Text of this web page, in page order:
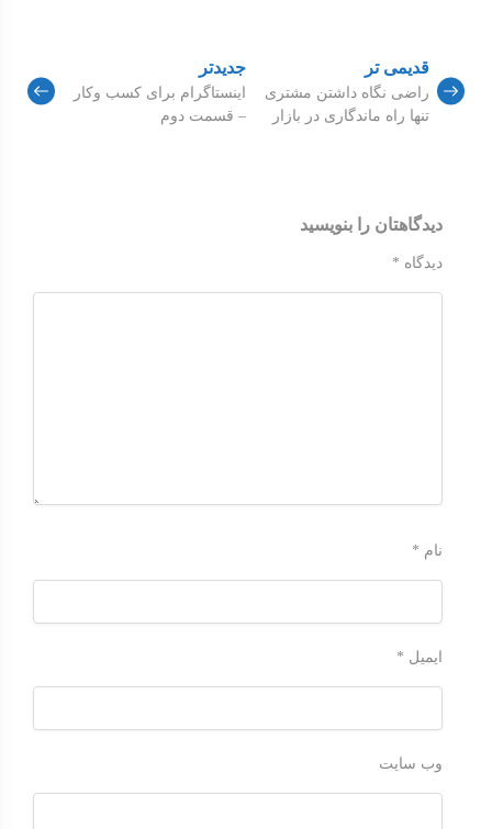
قدیمی تر
راضی نگاه داشتن مشتری
تنها راه ماندگاری در بازار
جدیدتر
اینستاگرام برای کسب وکار
– قسمت دوم
دیدگاهتان را بنویسید
دیدگاه *
نام *
ایمیل *
وب‌ سایت